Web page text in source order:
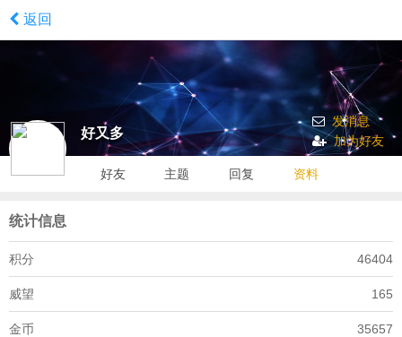
返回
好又多
发消息
加为好友
好友 主题 回复 资料
统计信息
积分 46404
威望 165
金币 35657